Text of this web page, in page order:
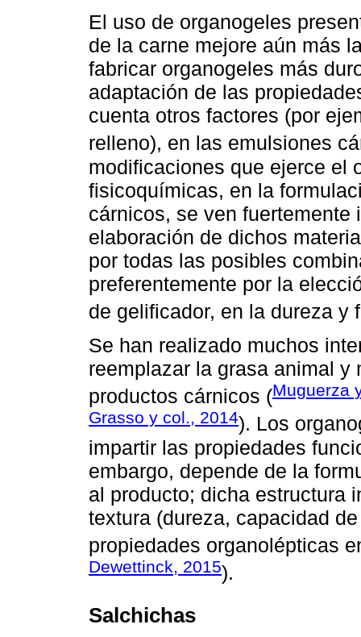
El uso de organogeles
de la carne mejore aún más
fabricar organogeles más
adaptación de las
cuenta otros factores (por
relleno), en las emulsiones
modificaciones que ejerce el
fisicoquímicas, en la
cárnicos, se ven
elaboración de dichos
por todas las posibles
preferentemente por la
de gelificador, en la dureza y
Se han realizado muchos
reemplazar la grasa animal
productos cárnicos (Muguerza
Grasso y col., 2014). Los
impartir las propiedades
embargo, depende de la
al producto; dicha estructura
textura (dureza, capacidad
propiedades organolépticas
Dewettinck, 2015).
Salchichas